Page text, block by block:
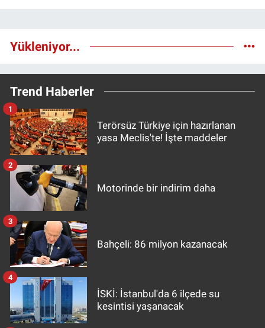
Yükleniyor...
Trend Haberler
Terörsüz Türkiye için hazırlanan
yasa Meclis'te! İşte maddeler
1
Motorinde bir indirim daha
2
Bahçeli: 86 milyon kazanacak
3
İSKİ: İstanbul'da 6 ilçede su
kesintisi yaşanacak
4